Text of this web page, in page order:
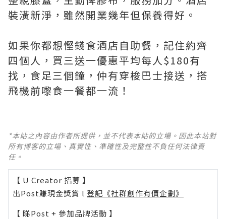
裝潢新淨，雖然開業幾年但保養得好。
如果你都想慳錢食酒店自助餐，記住約齊
四個人，買三送一優惠平均每人$180有
找，食足三個鐘，仲有穿梭巴士接送，搭
飛機前嚟食一餐都一流！
*本站之內容由作者所提供，並不代表本站的立場。因此本站對
所有博客的立場、真實性、準確性及完整性不負任何法律責
任。
【 U Creator 招募 】
出Post賺現金獎賞 l 登記《社群創作有價企劃》
【 睇Post + 參加品牌活動 】